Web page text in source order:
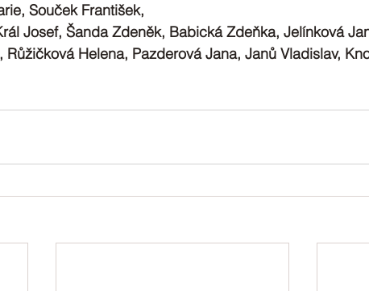
Souček František,
Josef, Šanda Zdeněk, Babická Zdeňka, Jelínková
Růžičková Helena, Pazderová Jana, Janů Vladislav,